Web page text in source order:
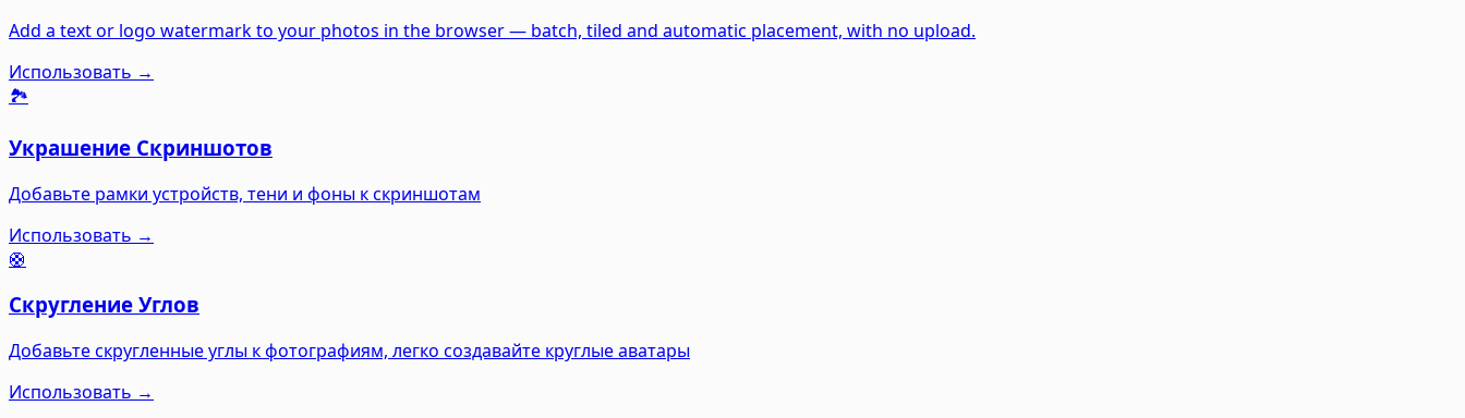
Add a text or logo watermark to your photos in the browser — batch, tiled and automatic placement, with no upload.
Использовать →
🏞️
Украшение Скриншотов
Добавьте рамки устройств, тени и фоны к скриншотам
Использовать →
🛟
Скругление Углов
Добавьте скругленные углы к фотографиям, легко создавайте круглые аватары
Использовать →